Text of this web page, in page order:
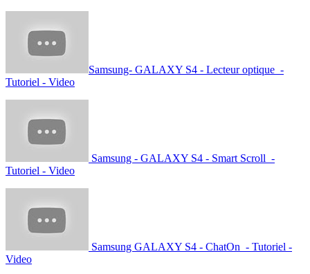
Samsung- GALAXY S4 - Lecteur optique -
Tutoriel - Video
Samsung - GALAXY S4 - Smart Scroll -
Tutoriel - Video
Samsung GALAXY S4 - ChatOn - Tutoriel -
Video